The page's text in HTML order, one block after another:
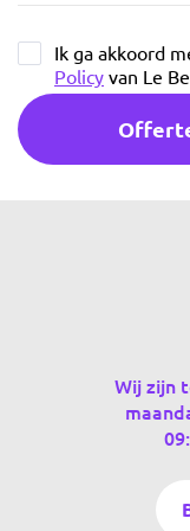
Ik ga akkoord
Policy van Le
Wij zijn